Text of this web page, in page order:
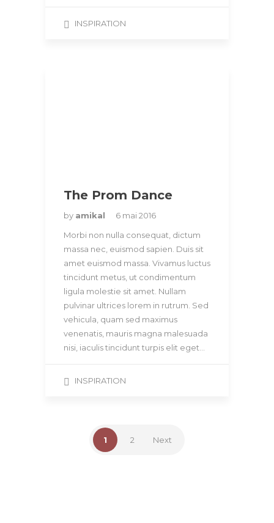
INSPIRATION
The Prom Dance
by amikal
6 mai 2016
Morbi non nulla consequat, dictum
massa nec, euismod sapien. Duis sit
amet euismod massa. Vivamus luctus
tincidunt metus, ut condimentum
ligula molestie sit amet. Nullam
pulvinar ultrices lorem in rutrum. Sed
vehicula, quam sed maximus
venenatis, mauris magna malesuada
nisi, iaculis tincidunt turpis elit eget…
INSPIRATION
1 2 Next